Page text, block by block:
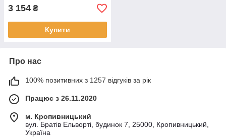
3 154 ₴
Купити
Про нас
100% позитивних з 1257 відгуків за рік
Працює з 26.11.2020
м. Кропивницький
вул. Братів Ельворті, будинок 7, 25000, Кропивницький,
Україна